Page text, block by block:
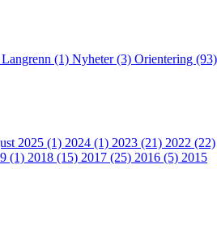
Langrenn (1) Nyheter (3) Orientering (93)
2025 (1) 2024 (1) 2023 (21) 2022 (22)
(1) 2018 (15) 2017 (25) 2016 (5) 2015